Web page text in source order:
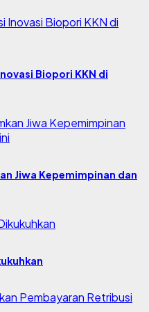
Biopori KKN di
Jiwa Kepemimpinan dan